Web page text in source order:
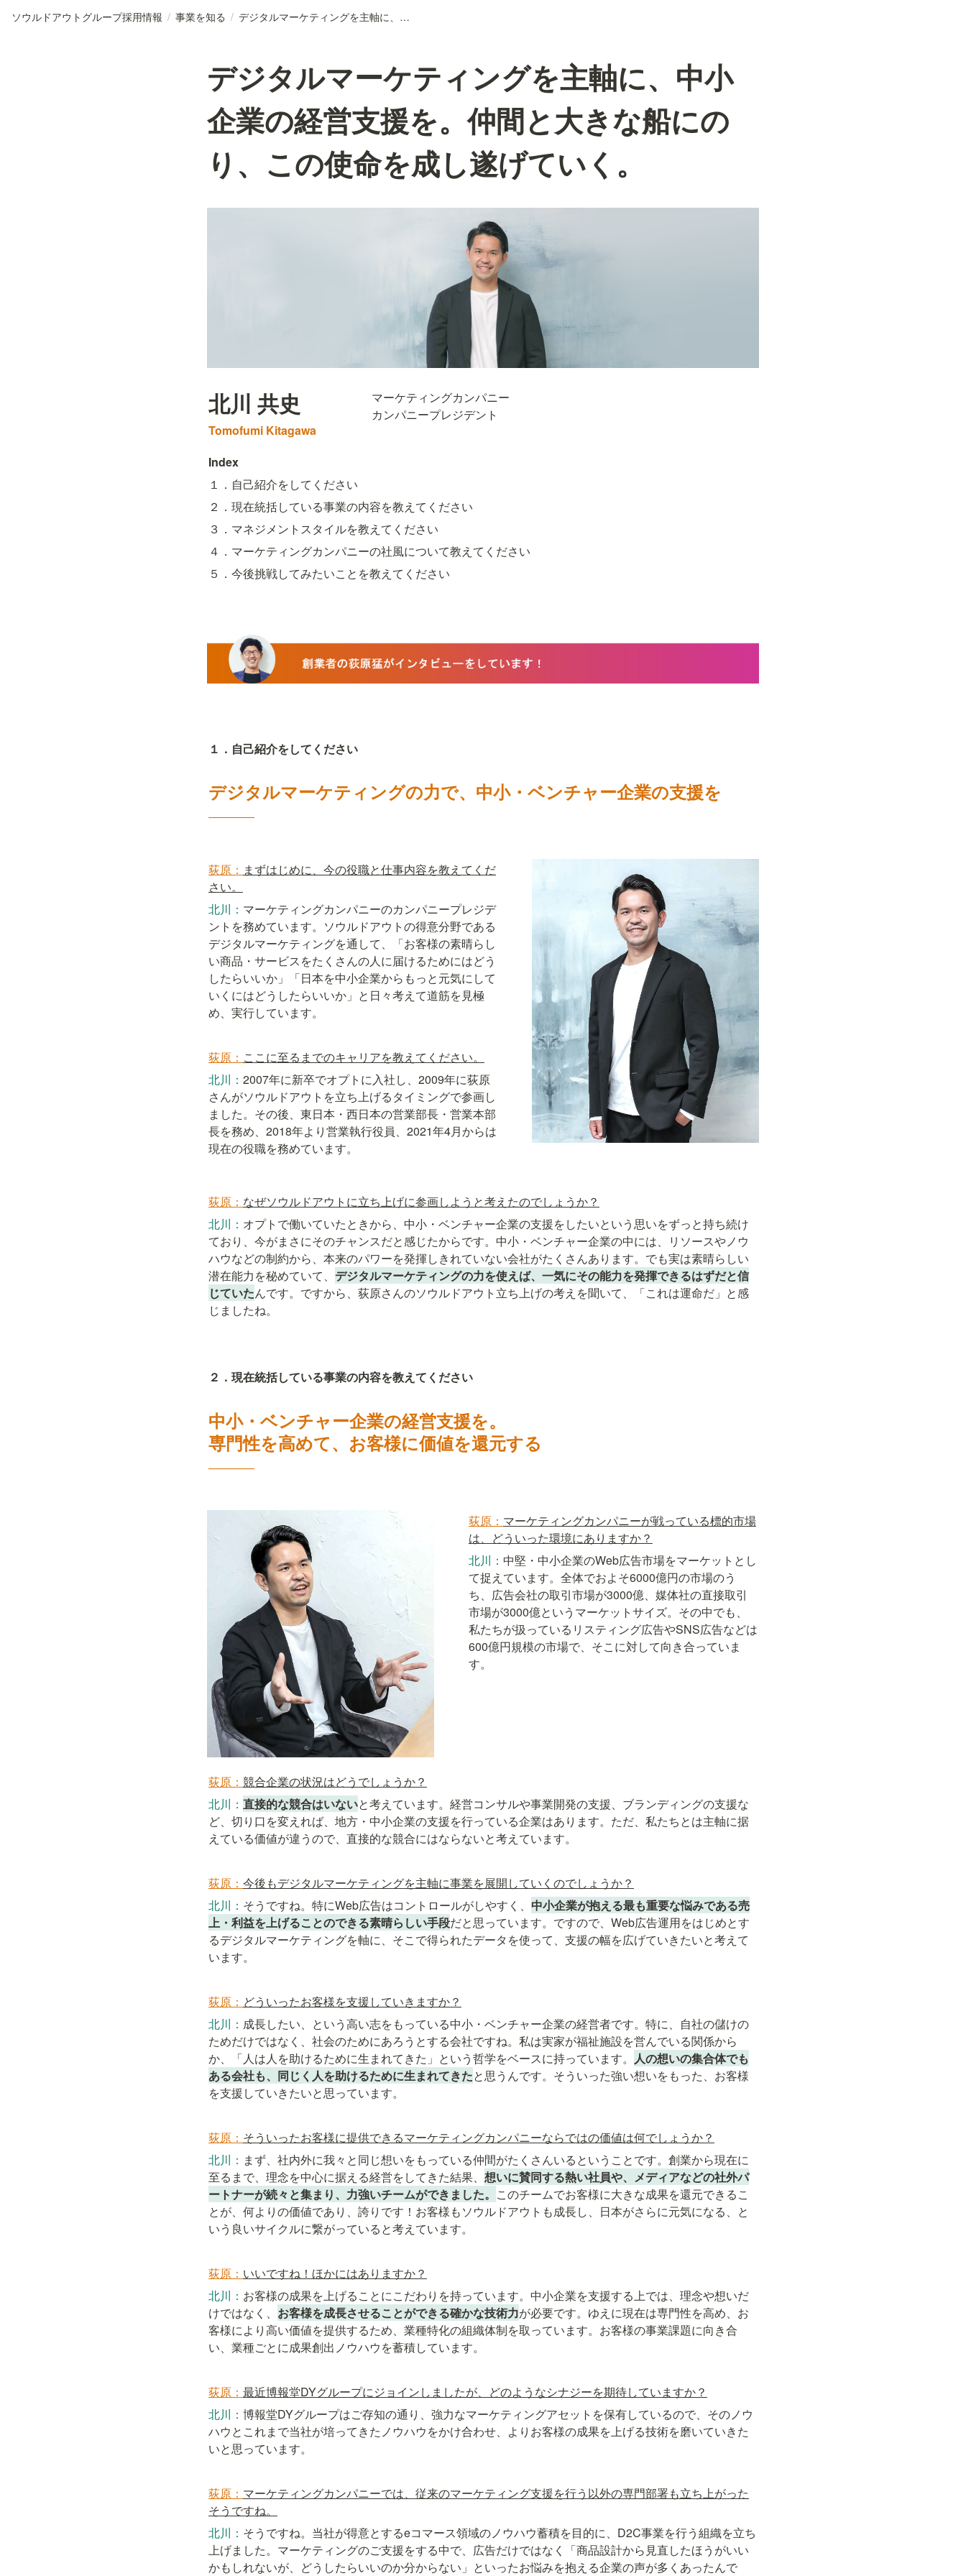
ソウルドアウトグループ採用情報 / 事業を知る / デジタルマーケティングを主軸に、中小企業の経営支援を。仲間と大きな船にのり、この使命を成し遂げていく。
デジタルマーケティングを主軸に、中小
企業の経営支援を。仲間と大きな船にの
り、この使命を成し遂げていく。
北川 共史
Tomofumi Kitagawa
マーケティングカンパニー
カンパニープレジデント
Index
１．自己紹介をしてください
２．現在統括している事業の内容を教えてください
３．マネジメントスタイルを教えてください
４．マーケティングカンパニーの社風について教えてください
５．今後挑戦してみたいことを教えてください
１．自己紹介をしてください
デジタルマーケティングの力で、中小・ベンチャー企業の支援を
――――
荻原： まずはじめに、今の役職と仕事内容を教えてくだ
さい。
北川： マーケティングカンパニーのカンパニープレジデ
ントを務めています。ソウルドアウトの得意分野である
デジタルマーケティングを通して、「お客様の素晴らし
い商品・サービスをたくさんの人に届けるためにはどう
したらいいか」「日本を中小企業からもっと元気にして
いくにはどうしたらいいか」と日々考えて道筋を見極
め、実行しています。
荻原： ここに至るまでのキャリアを教えてください。
北川： 2007年に新卒でオプトに入社し、2009年に荻原
さんがソウルドアウトを立ち上げるタイミングで参画し
ました。その後、東日本・西日本の営業部長・営業本部
長を務め、2018年より営業執行役員、2021年4月からは
現在の役職を務めています。
荻原： なぜソウルドアウトに立ち上げに参画しようと考えたのでしょうか？
北川： オプトで働いていたときから、中小・ベンチャー企業の支援をしたいという思いをずっと持ち続け
ており、今がまさにそのチャンスだと感じたからです。中小・ベンチャー企業の中には、リソースやノウ
ハウなどの制約から、本来のパワーを発揮しきれていない会社がたくさんあります。でも実は素晴らしい
潜在能力を秘めていて、 デジタルマーケティングの力を使えば、一気にその能力を発揮できるはずだと信
じていたんです。ですから、荻原さんのソウルドアウト立ち上げの考えを聞いて、「これは運命だ」と感
じましたね。
２．現在統括している事業の内容を教えてください
中小・ベンチャー企業の経営支援を。
専門性を高めて、お客様に価値を還元する
――――
荻原： マーケティングカンパニーが戦っている標的市場
は、どういった環境にありますか？
北川： 中堅・中小企業のWeb広告市場をマーケットとし
て捉えています。全体でおよそ6000億円の市場のう
ち、広告会社の取引市場が3000億、媒体社の直接取引
市場が3000億というマーケットサイズ。その中でも、
私たちが扱っているリスティング広告やSNS広告などは
600億円規模の市場で、そこに対して向き合っていま
す。
荻原： 競合企業の状況はどうでしょうか？
北川： 直接的な競合はいないと考えています。経営コンサルや事業開発の支援、ブランディングの支援な
ど、切り口を変えれば、地方・中小企業の支援を行っている企業はあります。ただ、私たちとは主軸に据
えている価値が違うので、直接的な競合にはならないと考えています。
荻原： 今後もデジタルマーケティングを主軸に事業を展開していくのでしょうか？
北川： そうですね。特にWeb広告はコントロールがしやすく、 中小企業が抱える最も重要な悩みである売
上・利益を上げることのできる素晴らしい手段だと思っています。ですので、Web広告運用をはじめとす
るデジタルマーケティングを軸に、そこで得られたデータを使って、支援の幅を広げていきたいと考えて
います。
荻原： どういったお客様を支援していきますか？
北川： 成長したい、という高い志をもっている中小・ベンチャー企業の経営者です。特に、自社の儲けの
ためだけではなく、社会のためにあろうとする会社ですね。私は実家が福祉施設を営んでいる関係から
か、「人は人を助けるために生まれてきた」という哲学をベースに持っています。 人の想いの集合体でも
ある会社も、同じく人を助けるために生まれてきたと思うんです。そういった強い想いをもった、お客様
を支援していきたいと思っています。
荻原： そういったお客様に提供できるマーケティングカンパニーならではの価値は何でしょうか？
北川： まず、社内外に我々と同じ想いをもっている仲間がたくさんいるということです。創業から現在に
至るまで、理念を中心に据える経営をしてきた結果、 想いに賛同する熱い社員や、メディアなどの社外パ
ートナーが続々と集まり、力強いチームができました。 このチームでお客様に大きな成果を還元できるこ
とが、何よりの価値であり、誇りです！お客様もソウルドアウトも成長し、日本がさらに元気になる、と
いう良いサイクルに繋がっていると考えています。
荻原： いいですね！ほかにはありますか？
北川： お客様の成果を上げることにこだわりを持っています。中小企業を支援する上では、理念や想いだ
けではなく、 お客様を成長させることができる確かな技術力が必要です。ゆえに現在は専門性を高め、お
客様により高い価値を提供するため、業種特化の組織体制を取っています。お客様の事業課題に向き合
い、業種ごとに成果創出ノウハウを蓄積しています。
荻原： 最近博報堂DYグループにジョインしましたが、どのようなシナジーを期待していますか？
北川： 博報堂DYグループはご存知の通り、強力なマーケティングアセットを保有しているので、そのノウ
ハウとこれまで当社が培ってきたノウハウをかけ合わせ、よりお客様の成果を上げる技術を磨いていきた
いと思っています。
荻原： マーケティングカンパニーでは、従来のマーケティング支援を行う以外の専門部署も立ち上がった
そうですね。
北川： そうですね。当社が得意とするeコマース領域のノウハウ蓄積を目的に、D2C事業を行う組織を立ち
上げました。マーケティングのご支援をする中で、広告だけではなく「商品設計から見直したほうがいい
かもしれないが、どうしたらいいのか分からない」といったお悩みを抱える企業の声が多くあったんで